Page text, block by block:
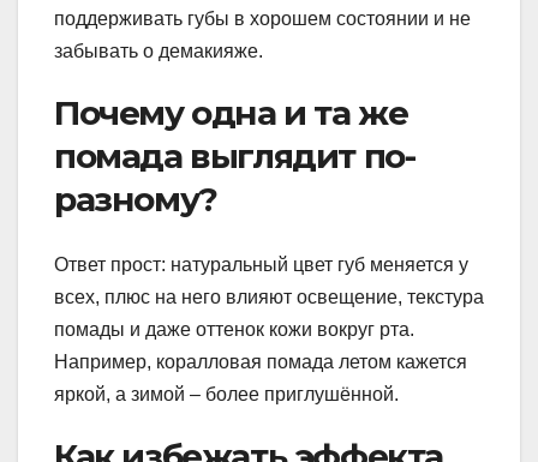
поддерживать губы в хорошем состоянии и не
забывать о демакияже.
Почему одна и та же
помада выглядит по-
разному?
Ответ прост: натуральный цвет губ меняется у
всех, плюс на него влияют освещение, текстура
помады и даже оттенок кожи вокруг рта.
Например, коралловая помада летом кажется
яркой, а зимой – более приглушённой.